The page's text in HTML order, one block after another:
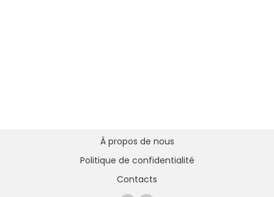
À propos de nous
Politique de confidentialité
Contacts